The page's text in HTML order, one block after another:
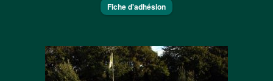
Fiche d'adhésion